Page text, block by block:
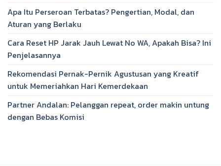
Apa Itu Perseroan Terbatas? Pengertian, Modal, dan
Aturan yang Berlaku
Cara Reset HP Jarak Jauh Lewat No WA, Apakah Bisa? Ini
Penjelasannya
Rekomendasi Pernak-Pernik Agustusan yang Kreatif
untuk Memeriahkan Hari Kemerdekaan
Partner Andalan: Pelanggan repeat, order makin untung
dengan Bebas Komisi